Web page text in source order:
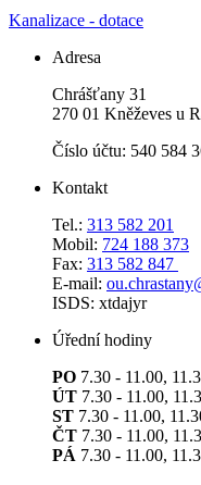
Kanalizace - dotace
Adresa
Chrášťany 31
270 01 Kněževes u
Číslo účtu: 540 584
Kontakt
Tel.: 313 582 201
Mobil: 724 188 373
Fax: 313 582 847
E-mail:
ISDS: xtdajyr
Úřední hodiny
PO 7.30 - 11.00,
ÚT 7.30 - 11.00,
ST 7.30 - 11.00,
ČT 7.30 - 11.00,
PÁ 7.30 - 11.00,